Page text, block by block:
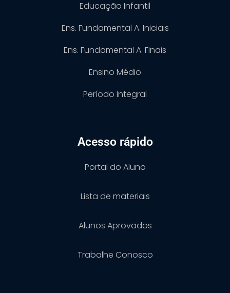
Educação Infantil
Ens. Fundamental A. Iniciais
Ens. Fundamental A. Finais
Ensino Médio
Período Integral
Acesso rápido
Portal do Aluno
Lista de materiais
Alunos Aprovados
Trabalhe Conosco